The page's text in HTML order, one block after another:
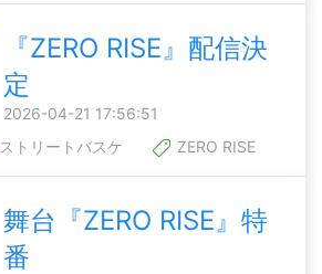
『ZERO RISE』配信決
定
2026-04-21 17:56:51
ストリートバスケ ZERO RISE
舞台『ZERO RISE』特
番